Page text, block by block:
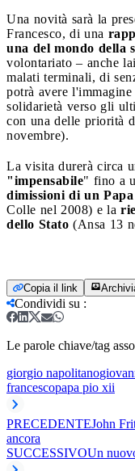
Una novità sarà la
Francesco, di una
una del mondo della
volontariato – anche
malati terminali, di
potrà avere
solidarietà verso gli
con una delle priorità
novembre).
La visita durerà circa
"impensabile" fino a
dimissioni di un Papa
Colle nel 2008) e la
dello Stato (Ansa 13
Copia il link
Condividi su :
Le parole chiave/tag
giorgio napolitano
francescopapa pio xii
PRECEDENTEJohn
ancora
SUCCESSIVOUn